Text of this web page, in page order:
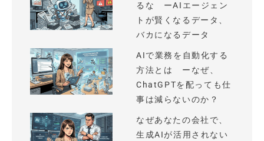
るな ーAIエージェン
トが賢くなるデータ、
バカになるデータ
AIで業務を自動化する
方法とは ーなぜ、
ChatGPTを配っても仕
事は減らないのか？
なぜあなたの会社で、
生成AIが活用されない